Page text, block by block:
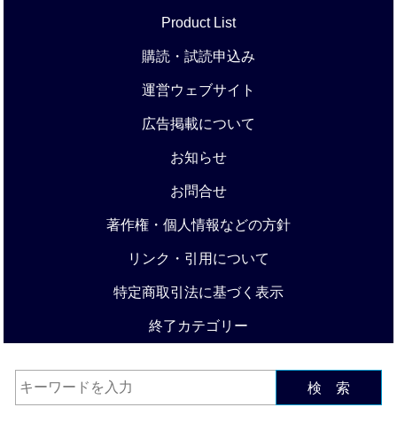
Product List
購読・試読申込み
運営ウェブサイト
広告掲載について
お知らせ
お問合せ
著作権・個人情報などの方針
リンク・引用について
特定商取引法に基づく表示
終了カテゴリー
検 索